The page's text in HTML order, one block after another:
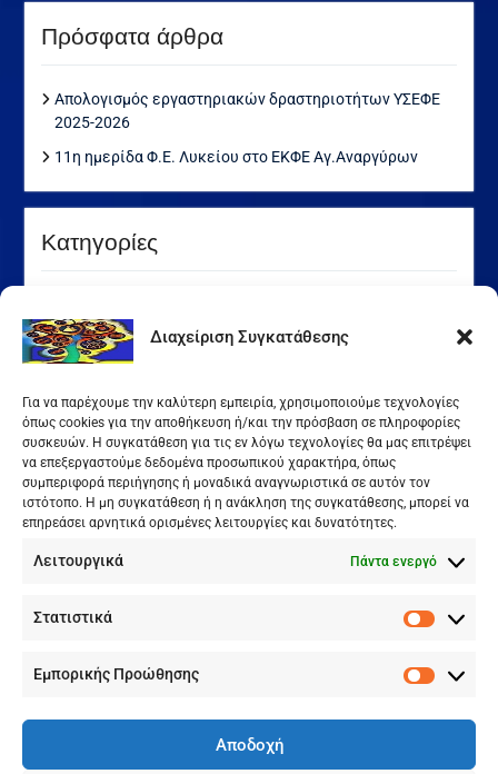
Διαχείριση Συγκατάθεσης
Για να παρέχουμε την καλύτερη εμπειρία, χρησιμοποιούμε τεχνολογίες
όπως cookies για την αποθήκευση ή/και την πρόσβαση σε πληροφορίες
συσκευών. Η συγκατάθεση για τις εν λόγω τεχνολογίες θα μας επιτρέψει
να επεξεργαστούμε δεδομένα προσωπικού χαρακτήρα, όπως
συμπεριφορά περιήγησης ή μοναδικά αναγνωριστικά σε αυτόν τον
ιστότοπο. Η μη συγκατάθεση ή η ανάκληση της συγκατάθεσης, μπορεί να
επηρεάσει αρνητικά ορισμένες λειτουργίες και δυνατότητες.
Λειτουργικά Πάντα ενεργό
Στατιστικά
Εμπορικής Προώθησης
Αποδοχή
Πρόσφατα άρθρα
Απολογισμός εργαστηριακών δραστηριοτήτων ΥΣΕΦΕ
2025-2026
11η ημερίδα Φ.Ε. Λυκείου στο ΕΚΦΕ Αγ.Αναργύρων
Kατηγορίες
Our Visitor
Users Today : 170
Total Users : 144278
Views Today : 193
Total views : 498088
Your IP Address : 216.73.217.162
Youtube